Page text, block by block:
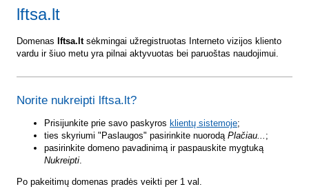
lftsa.lt
Domenas lftsa.ltsėkmingai užregistruotas Interneto vizijos kliento
vardu ir šiuo metu yra pilnai aktyvuotas bei paruoštas naudojimui.
Norite nukreipti lftsa.lt?
Prisijunkite prie savo paskyros klientų sistemoje;
ties skyriumi "Paslaugos" pasirinkite nuorodą Plačiau... ;
pasirinkite domeno pavadinimą ir paspauskite mygtuką
Nukreipti.
Po pakeitimų domenas pradės veikti per 1 val.